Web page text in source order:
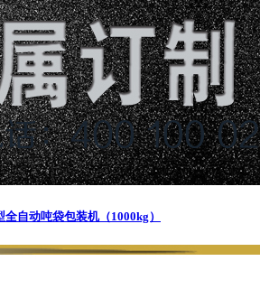
全自动吨袋包装机（1000kg）